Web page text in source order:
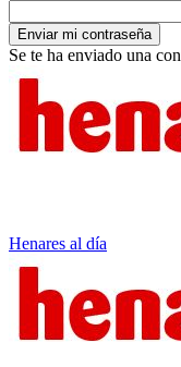
Se te ha enviado una
Henares al día